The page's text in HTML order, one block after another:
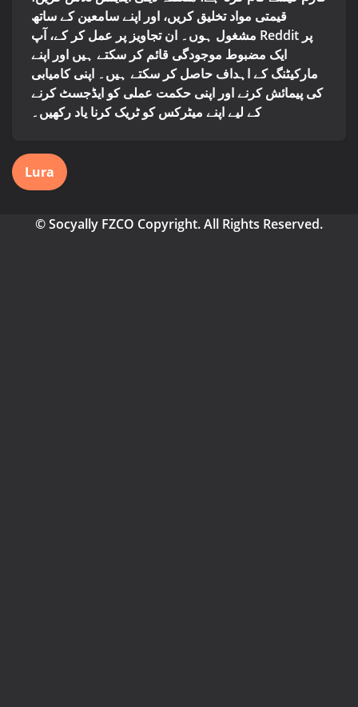
قیمتی مواد تخلیق کریں، اور اپنے سامعین کے ساتھ
مشغول ہوں۔ ان تجاویز پر عمل کر کے، آپ Reddit پر
ایک مضبوط موجودگی قائم کر سکتے ہیں اور اپنے
مارکیٹنگ کے اہداف حاصل کر سکتے ہیں۔ اپنی کامیابی
کی پیمائش کرنے اور اپنی حکمت عملی کو ایڈجسٹ کرنے
کے لیے اپنے میٹرکس کو ٹریک کرنا یاد رکھیں۔
Lura
© Socyally FZCO Copyright. All Rights Reserved.